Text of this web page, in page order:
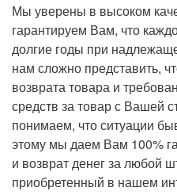
Мы уверены в высоком
гарантируем Вам, что
долгие годы при
нам сложно представить,
возврата товара и
средств за товар с Вашей
понимаем, что ситуации
этому мы даем Вам 100%
и возврат денег за любой
приобретенный в нашем